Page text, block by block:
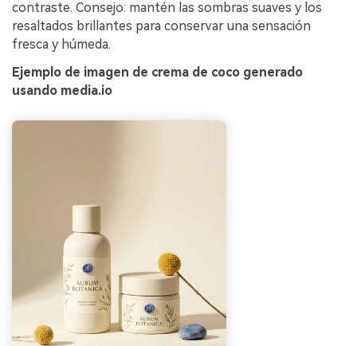
contraste. Consejo: mantén las sombras suaves y los
resaltados brillantes para conservar una sensación
fresca y húmeda.
Ejemplo de imagen de crema de coco generado
usando media.io